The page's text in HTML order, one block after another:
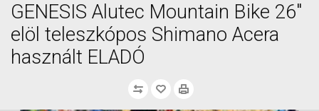
GENESIS Alutec Mountain Bike 26"
elöl teleszkópos Shimano Acera
használt ELADÓ